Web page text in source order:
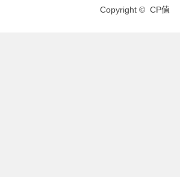
Copyright © CP值